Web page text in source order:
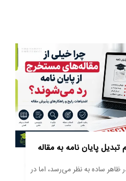
پایان نامه به مقاله
ظاهر ساده به نظر می‌رسد، اما در